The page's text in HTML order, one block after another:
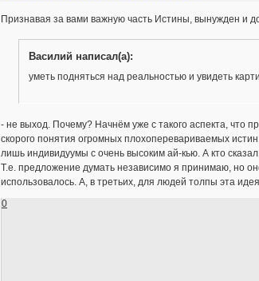
Признавая за вами важную часть Истины, вынужден и
Василий написал(а):
уметь подняться над реальностью и увидеть
- не выход. Почему? Начнём уже с такого аспекта, что
скорого понятия огромных плохоперевариваемых
лишь индивидуумы с очень высоким ай-кью. А кто
Т.е. предложение думать независимо я принимаю, но
использовалось. А, в третьих, для людей толпы эта
0